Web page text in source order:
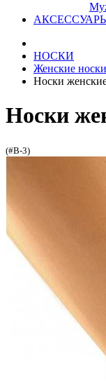
НОСКИ
Женские носки
Носки
Носки
(#В-3)